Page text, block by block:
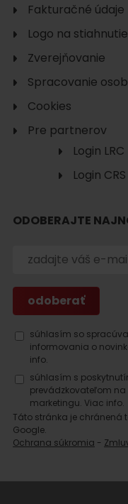
Hľadať
Fakturačné údaje
Logo na stiahnutie
Zverejňovanie
Spracovanie
Cookies
Pre partnerov
Login LRC
Login CRS
ODOBERAJTE
súhlasím so
informovania o
info.
súhlasím s
prevádzkovateľom
marketingu. Viac info.
Táto stránka je chránená
Google.
Ochrana súkromia -